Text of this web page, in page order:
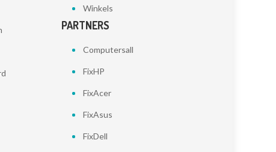
Winkels
PARTNERS
Computersall
FixHP
FixAcer
FixAsus
FixDell